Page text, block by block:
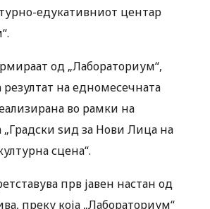
едукативниот центар
од „Лабораториум“,
резултат на едномесечната
во рамки на
„Градски ѕид за Нови Лица на
сцена“.
прв јавен настан од
преку која „Лабораториум“